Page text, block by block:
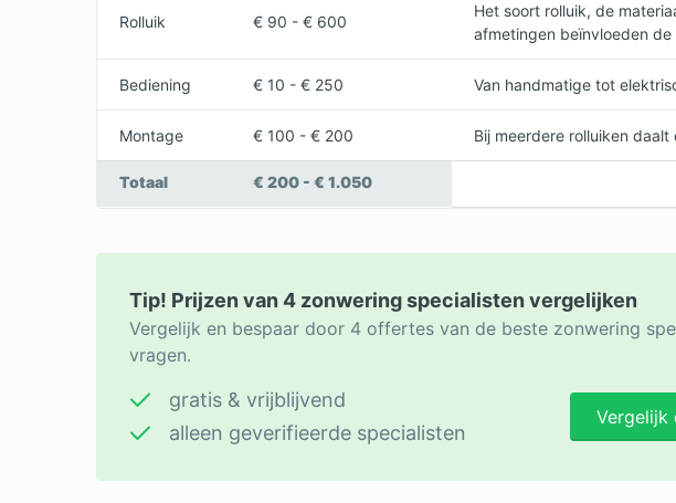
Rolluik € 90 - € 600
Het soort rolluik, de
afmetingen beïnvloeden de
Bediening € 10 - € 250 Van handmatige tot
Montage € 100 - € 200 Bij meerdere rolluiken
Totaal € 200 - € 1.050
Tip! Prijzen van 4 zonwering specialisten vergelijken
Vergelijk en bespaar door 4 offertes van de beste zonwering
vragen.
gratis & vrijblijvend
alleen geverifieerde specialisten